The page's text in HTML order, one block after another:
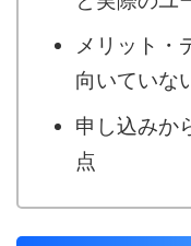
メリット・
向いていな
申し込みか
点